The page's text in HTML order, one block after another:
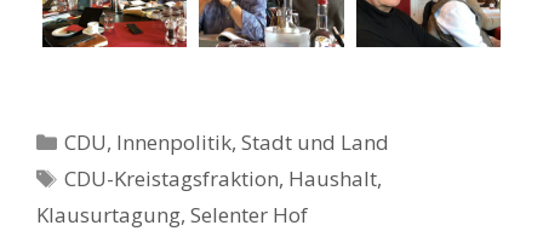
Kategorien
CDU, Innenpolitik, Stadt und Land
Schlagwörter
CDU-Kreistagsfraktion, Haushalt,
Klausurtagung, Selenter Hof